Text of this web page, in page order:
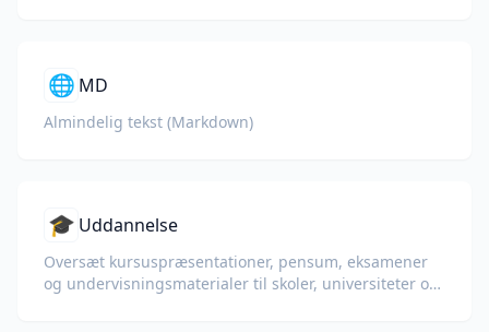
🌐 MD
Almindelig tekst (Markdown)
🎓 Uddannelse
Oversæt kursuspræsentationer, pensum, eksamener
og undervisningsmaterialer til skoler, universiteter og